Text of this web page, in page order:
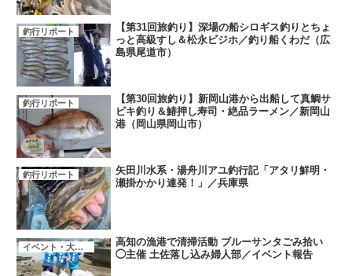
釣行リポート
【第31回旅釣り】深場の船シロギス釣りとちょ
っと高級すし＆松永ビジホ／釣り船くわだ（広
島県尾道市）
釣行リポート
【第30回旅釣り】新岡山港から出船して真鯛サ
ビキ釣り＆鰆押し寿司・絶品ラーメン／新岡山
港（岡山県岡山市）
釣行リポート
矢田川水系・湯舟川アユ釣行記「アタリ鮮明・
瀬掛かかり連発！」／兵庫県
イベント・大会・キャンペーン
高知の漁港で清掃活動 ブルーサンタごみ拾い
◯主催 土佐落し込み婦人部／イベント報告